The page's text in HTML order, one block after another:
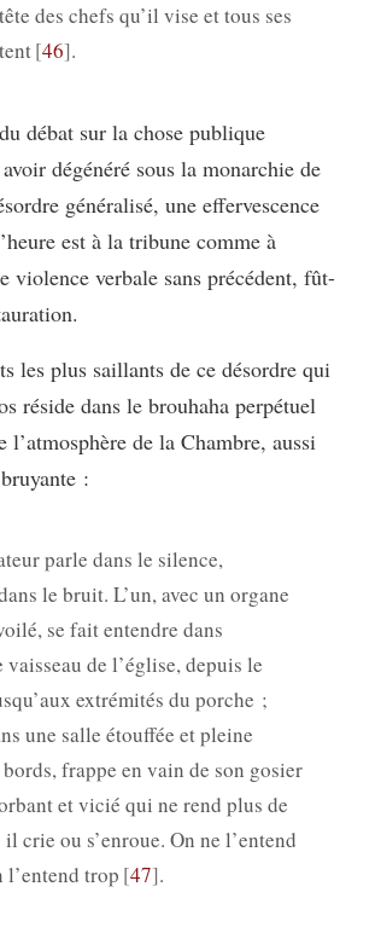
des chefs qu’il vise et tous ses
46 .
débat sur la chose publique
dégénéré sous la monarchie de
généralisé, une effervescence
est à la tribune comme à
violence verbale sans précédent, fût-
les plus saillants de ce désordre qui
réside dans le brouhaha perpétuel
l’atmosphère de la Chambre, aussi
:
parle dans le silence,
le bruit. L’un, avec un organe
se fait entendre dans
vaisseau de l’église, depuis le
extrémités du porche ;
une salle étouffée et pleine
bords, frappe en vain de son gosier
et vicié qui ne rend plus de
crie ou s’enroue. On ne l’entend
l’entend trop 47 .